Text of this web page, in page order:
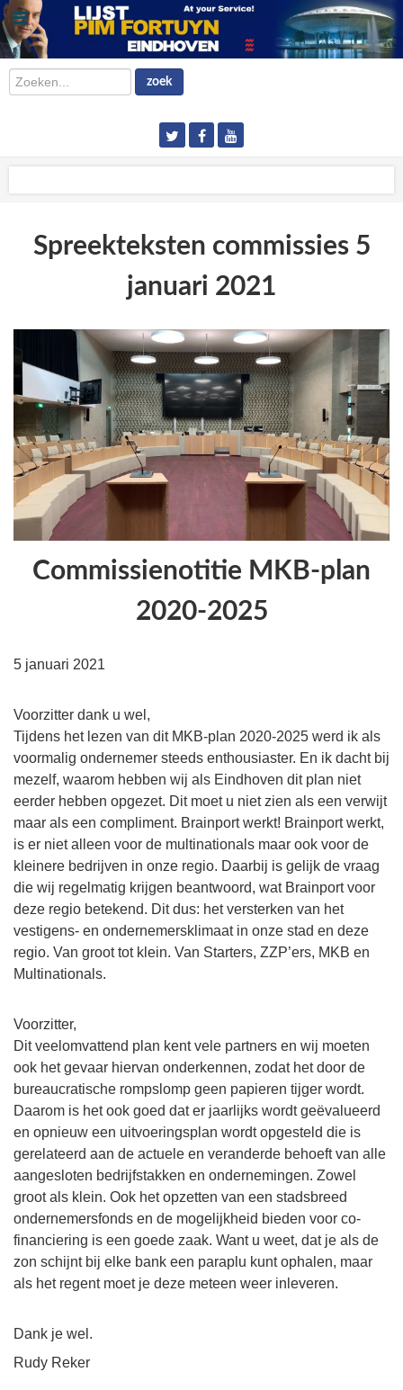
Zoeken... zoek
Spreekteksten commissies 5
januari 2021
Commissienotitie MKB-plan
2020-2025
5 januari 2021
Voorzitter dank u wel,
Tijdens het lezen van dit MKB-plan 2020-2025 werd ik als
voormalig ondernemer steeds enthousiaster. En ik dacht bij
mezelf, waarom hebben wij als Eindhoven dit plan niet
eerder hebben opgezet. Dit moet u niet zien als een verwijt
maar als een compliment. Brainport werkt! Brainport werkt,
is er niet alleen voor de multinationals maar ook voor de
kleinere bedrijven in onze regio. Daarbij is gelijk de vraag
die wij regelmatig krijgen beantwoord, wat Brainport voor
deze regio betekend. Dit dus: het versterken van het
vestigens- en ondernemersklimaat in onze stad en deze
regio. Van groot tot klein. Van Starters, ZZP’ers, MKB en
Multinationals.
Voorzitter,
Dit veelomvattend plan kent vele partners en wij moeten
ook het gevaar hiervan onderkennen, zodat het door de
bureaucratische rompslomp geen papieren tijger wordt.
Daarom is het ook goed dat er jaarlijks wordt geëvalueerd
en opnieuw een uitvoeringsplan wordt opgesteld die is
gerelateerd aan de actuele en veranderde behoeft van alle
aangesloten bedrijfstakken en ondernemingen. Zowel
groot als klein. Ook het opzetten van een stadsbreed
ondernemersfonds en de mogelijkheid bieden voor co-
financiering is een goede zaak. Want u weet, dat je als de
zon schijnt bij elke bank een paraplu kunt ophalen, maar
als het regent moet je deze meteen weer inleveren.
Dank je wel.
Rudy Reker